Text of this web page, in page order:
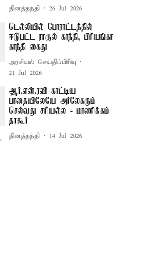
தினத்தந்தி 26 Jul 2026
டெல்லியில் போராட்டத்தில்
ஈடுபட்ட ராகுல் காந்தி, பிரியங்கா
காந்தி கைது
அரசியல் செய்திப்பிரிவு
21 Jul 2026
ஆர்.என்.ரவி காட்டிய
பாதையிலேயே அர்லேகரும்
செல்வது சரியல்ல - மாணிக்கம்
தாகூர்
தினத்தந்தி 14 Jul 2026